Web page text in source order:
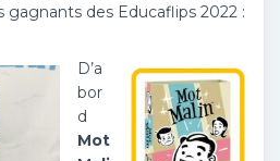
des Educaflips 2022 :
D’a
bor
d
Mot